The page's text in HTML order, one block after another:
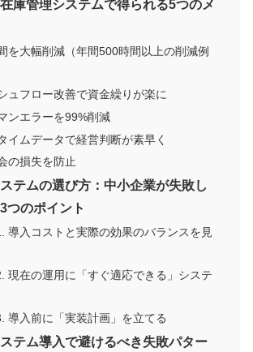
庫管理システムで得られる5つのメ
を大幅削減（年間500時間以上の削減例
ュフロー改善で資金繰りが楽に
ンエラーを99%削減
イムデータで経営判断が素早く
の損失を防止
テムの選び方：中小企業が失敗し
つのポイント
導入コストと実際の効果のバランスを見
現在の運用に「すぐ適応できる」システ
導入前に「実装計画」を立てる
テム導入で避けるべき失敗パター